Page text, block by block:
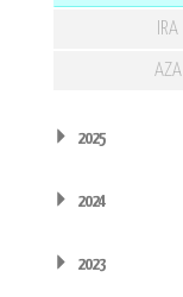
IRA
AZA
2025
2024
2023